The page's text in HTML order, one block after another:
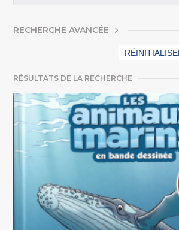
AFFICHER
RECHERCHE AVANCÉE
RÉSULTATS DE LA RECHERCHE